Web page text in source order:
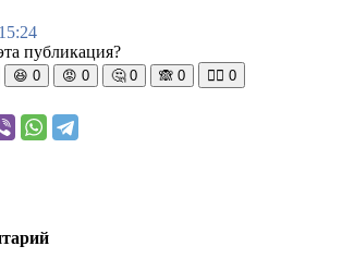
публикация?
😆 0 😡 0 🤔 0 🙈 0 🧘‍♀️ 0